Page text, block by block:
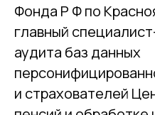
Фонда Р Ф по
главный
аудита баз данных
и страхователей